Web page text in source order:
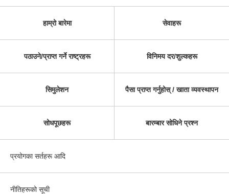
हाम्रो बारेमा सेवाहरू
पठाउने/प्राप्त गर्ने राष्ट्रहरू विनिमय दर/शुल्कहरू
सिमुलेशन पैसा प्राप्त गर्नुहोस् / खाता व्यवस्थापन
सोधपूछहरू बारम्बार सोधिने प्रश्न
प्रयोगका सर्तहरू आदि
नीतिहरूको सूची